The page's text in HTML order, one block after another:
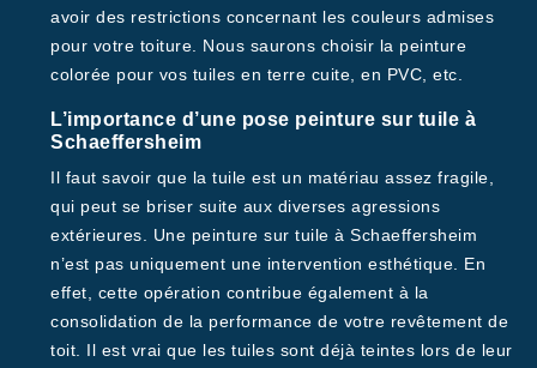
avoir des restrictions concernant les couleurs admises
pour votre toiture. Nous saurons choisir la peinture
colorée pour vos tuiles en terre cuite, en PVC, etc.
L’importance d’une pose peinture sur tuile à
Schaeffersheim
Il faut savoir que la tuile est un matériau assez fragile,
qui peut se briser suite aux diverses agressions
extérieures. Une peinture sur tuile à Schaeffersheim
n’est pas uniquement une intervention esthétique. En
effet, cette opération contribue également à la
consolidation de la performance de votre revêtement de
toit. Il est vrai que les tuiles sont déjà teintes lors de leur